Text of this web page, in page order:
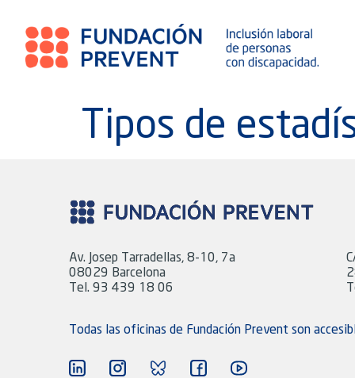
Tipos de
Av. Josep Tarradellas, 8-10, 7a
08029 Barcelona
Tel. 93 439 18 06
Todas las oficinas de Fundación Prevent son